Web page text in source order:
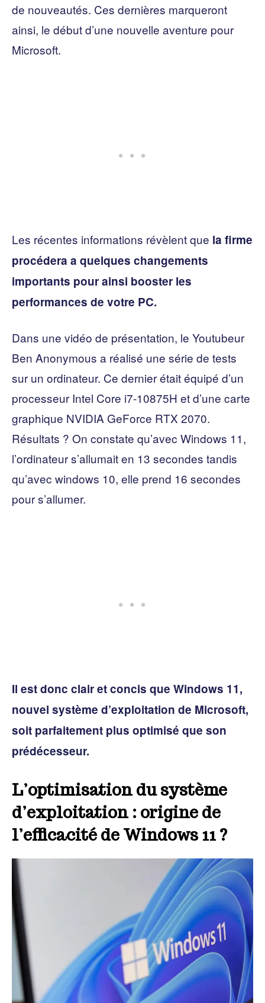
de nouveautés. Ces dernières marqueront
ainsi, le début d’une nouvelle aventure pour
Microsoft.
Les récentes informations révèlent que la firme
procédera a quelques changements
importants pour ainsi booster les
performances de votre PC.
Dans une vidéo de présentation, le Youtubeur
Ben Anonymous a réalisé une série de tests
sur un ordinateur. Ce dernier était équipé d’un
processeur Intel Core i7-10875H et d’une carte
graphique NVIDIA GeForce RTX 2070.
Résultats ? On constate qu’avec Windows 11,
l’ordinateur s’allumait en 13 secondes tandis
qu’avec windows 10, elle prend 16 secondes
pour s’allumer.
Il est donc clair et concis que Windows 11,
nouvel système d’exploitation de Microsoft,
soit parfaitement plus optimisé que son
prédécesseur.
L’optimisation du système
d’exploitation : origine de
l’efficacité de Windows 11 ?